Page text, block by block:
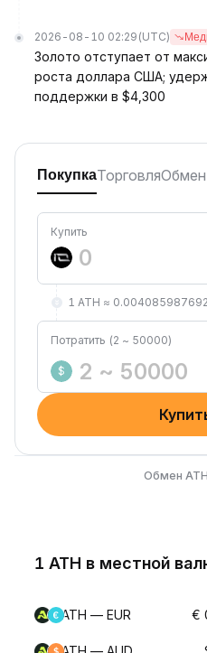
2026-08-10 02:29 (UTC)
Золото отступает от
роста доллара США;
поддержки в $4,300
ПокупкаТорговляОбмен
Купить
1 ATH ≈
Потратить (2 ~ 50000)
$
Обмен
1 ATH в местной
ATH — EUR €